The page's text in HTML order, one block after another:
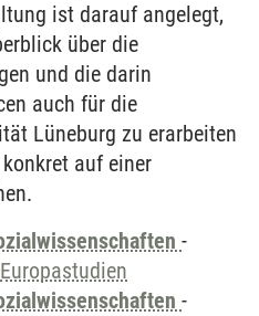
ist darauf angelegt,
über die
und die darin
auch für die
Lüneburg zu erarbeiten
auf einer
-
Europastudien
-